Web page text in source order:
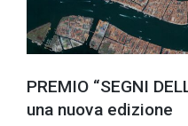
PREMIO “SEGNI
una nuova edizione